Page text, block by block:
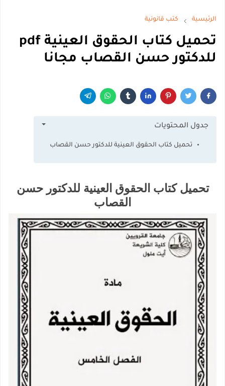
الرئيسية كتب قانونية
تحميل كتاب الحقوق العينية pdf
للدكتور حسن القصاب مجانا
جدول المحتويات
تحميل كتاب الحقوق العينية للدكتور حسن القصاب
تحميل كتاب الحقوق العينية للدكتور حسن
القصاب